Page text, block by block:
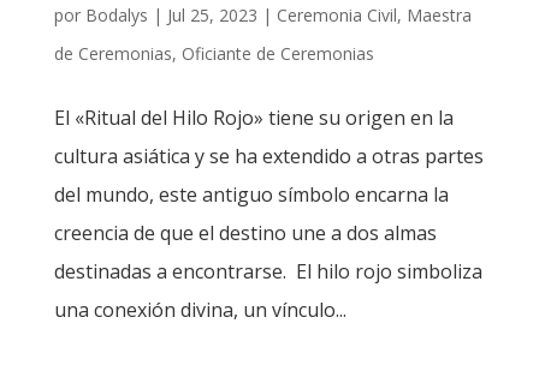
por Bodalys | Jul 25, 2023 | Ceremonia Civil, Maestra
de Ceremonias, Oficiante de Ceremonias
El «Ritual del Hilo Rojo» tiene su origen en la
cultura asiática y se ha extendido a otras partes
del mundo, este antiguo símbolo encarna la
creencia de que el destino une a dos almas
destinadas a encontrarse. El hilo rojo simboliza
una conexión divina, un vínculo...